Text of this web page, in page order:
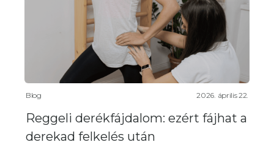
Blog 2026. április 22.
Reggeli derékfájdalom: ezért fájhat a
derekad felkelés után